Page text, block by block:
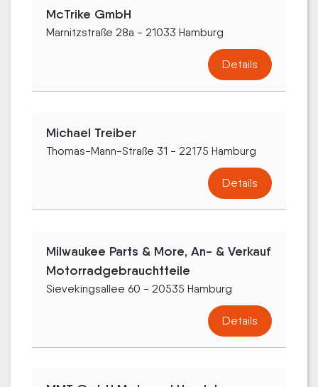
McTrike GmbH
Marnitzstraße 28a - 21033 Hamburg
Details
Michael Treiber
Thomas-Mann-Straße 31 - 22175 Hamburg
Details
Milwaukee Parts & More, An- & Verkauf
Motorradgebrauchtteile
Sievekingsallee 60 - 20535 Hamburg
Details